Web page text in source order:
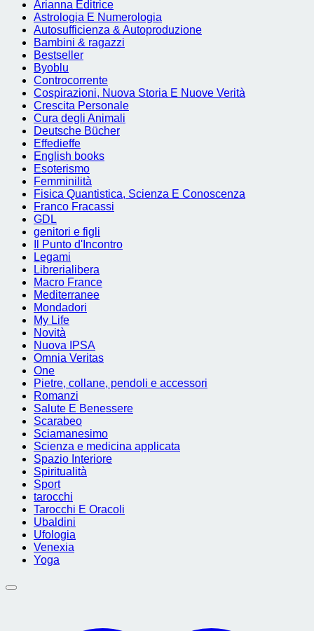
Arianna Editrice
Astrologia E Numerologia
Autosufficienza & Autoproduzione
Bambini & ragazzi
Bestseller
Byoblu
Controcorrente
Cospirazioni, Nuova Storia E Nuove Verità
Crescita Personale
Cura degli Animali
Deutsche Bücher
Effedieffe
English books
Esoterismo
Femminilità
Fisica Quantistica, Scienza E Conoscenza
Franco Fracassi
GDL
genitori e figli
Il Punto d'Incontro
Legami
Librerialibera
Macro France
Mediterranee
Mondadori
My Life
Novità
Nuova IPSA
Omnia Veritas
One
Pietre, collane, pendoli e accessori
Romanzi
Salute E Benessere
Scarabeo
Sciamanesimo
Scienza e medicina applicata
Spazio Interiore
Spiritualità
Sport
tarocchi
Tarocchi E Oracoli
Ubaldini
Ufologia
Venexia
Yoga